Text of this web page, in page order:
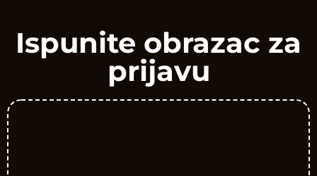
Ispunite obrazac za
prijavu